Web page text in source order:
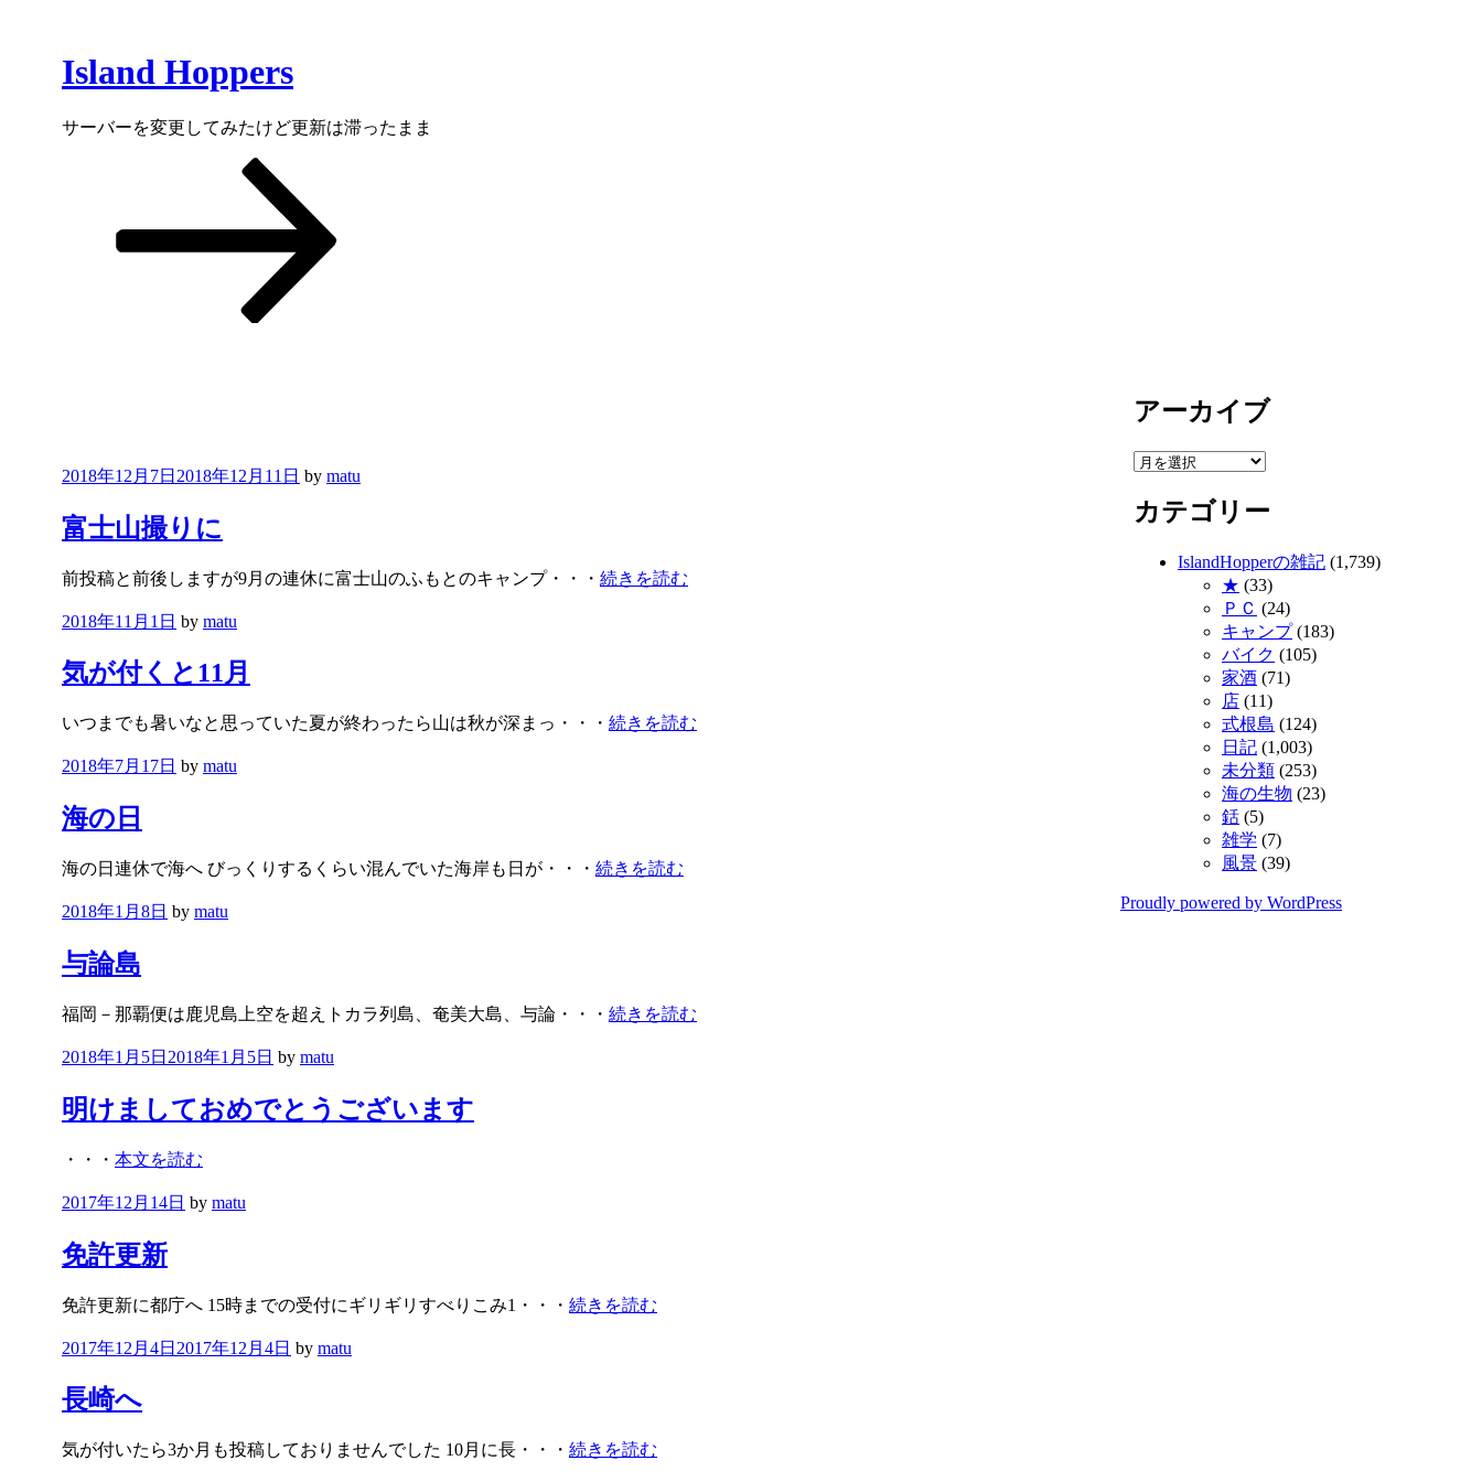
Island Hoppers
サーバーを変更してみたけど更新は滞ったまま
投
日:
2018年12月7日 2018年12月11日 by matu
富士山撮りに
前投稿と前後しますが9月の連休に富士山のふもとのキャンプ・・・ 続きを読む
投
日:
2018年11月1日 by matu
気が付くと11月
いつまでも暑いなと思っていた夏が終わったら山は秋が深まっ・・・ 続きを読む
投
日:
2018年7月17日 by matu
海の日
海の日連休で海へ びっくりするくらい混んでいた海岸も日が・・・ 続きを読む
投
日:
2018年1月8日 by matu
与論島
福岡－那覇便は鹿児島上空を超えトカラ列島、奄美大島、与論・・・ 続きを読む
投
日:
2018年1月5日 2018年1月5日 by matu
明けましておめでとうございます
・・・ 本文を読む
投
日:
2017年12月14日 by matu
免許更新
免許更新に都庁へ 15時までの受付にギリギリすべりこみ1・・・ 続きを読む
投
日:
2017年12月4日 2017年12月4日 by matu
長崎へ
気が付いたら3か月も投稿しておりませんでした 10月に長・・・ 続きを読む
アーカイブ
ア
カ
イ
カテゴリー
IslandHopperの雑記 (1,739)
★ (33)
ＰＣ (24)
キャンプ(183)
バイク (105)
家酒 (71)
店 (11)
式根島 (124)
日記 (1,003)
未分類 (253)
海の生物 (23)
銛 (5)
雑学 (7)
風景 (39)
Proudly powered by WordPress